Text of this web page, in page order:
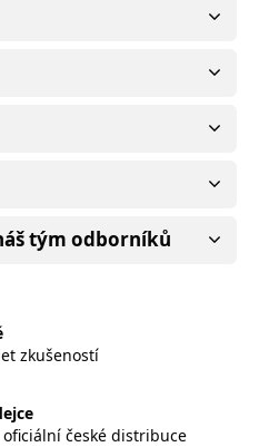
tým odborníků
zkušeností
české distribuce